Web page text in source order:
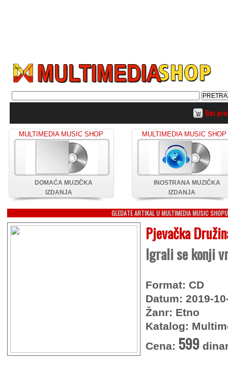
Bez
MULTIMEDIA MUSIC SHOP
DOMAĆA MUZIČKA
IZDANJA
MULTIMEDIA MUSIC SHOP
INOSTRANA MUZIČKA
IZDANJA
GLEDATE ARTIKAL U MULTIMEDIA MUSIC SHOPU
Pjevačka
Igrali se konji
Format: CD
Datum: 2019-
Žanr: Etno
Katalog:
Cena: 599